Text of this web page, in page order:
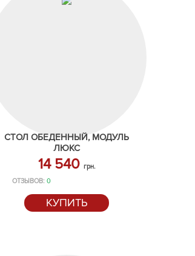
СТОЛ ОБЕДЕННЫЙ, МОДУЛЬ
ЛЮКС
14 540 грн.
ОТЗЫВОВ: 0
КУПИТЬ